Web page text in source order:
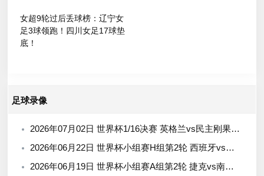
女超9轮过后丢球榜：辽宁女
足3球领跑！四川女足17球垫
底！
足球录像
2026年07月02日 世界杯1/16决赛 英格兰vs民主刚果 全场录像
2026年06月22日 世界杯小组赛H组第2轮 西班牙vs沙特 全场录像
2026年06月19日 世界杯小组赛A组第2轮 捷克vs南非 全场录像